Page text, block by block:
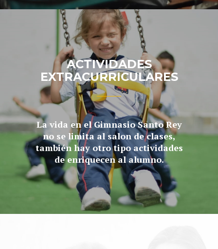
ACTIVIDADES
EXTRACURRICULARES
La vida en el Gimnasio Santo Rey
no se limita al salon de clases,
también hay otro tipo actividades
de enriquecen al alumno.